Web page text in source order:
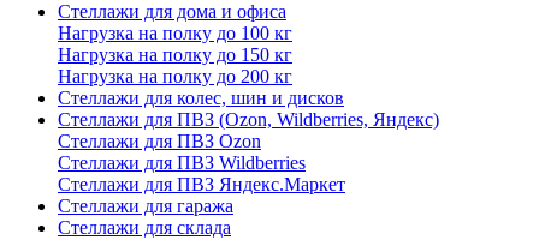
Стеллажи для дома и офиса
Нагрузка на полку до 100 кг
Нагрузка на полку до 150 кг
Нагрузка на полку до 200 кг
Стеллажи для колес, шин и дисков
Стеллажи для ПВЗ (Ozon, Wildberries, Яндекс)
Стеллажи для ПВЗ Ozon
Стеллажи для ПВЗ Wildberries
Стеллажи для ПВЗ Яндекс.Маркет
Стеллажи для гаража
Стеллажи для склада